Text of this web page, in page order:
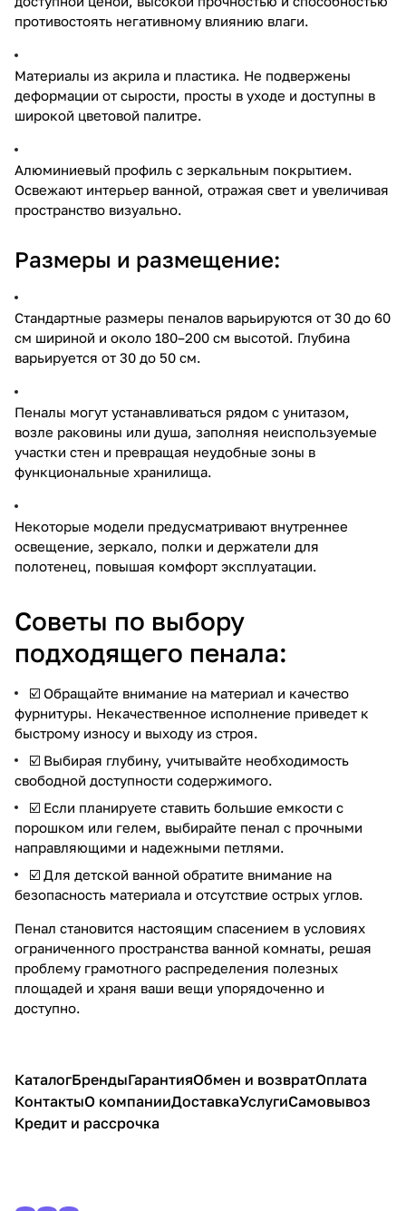
противостоять негативному влиянию влаги.
Материалы из акрила и пластика. Не подвержены
деформации от сырости, просты в уходе и доступны в
широкой цветовой палитре.
Алюминиевый профиль с зеркальным покрытием.
Освежают интерьер ванной, отражая свет и увеличивая
пространство визуально.
Размеры и размещение:
Стандартные размеры пеналов варьируются от 30 до 60
см шириной и около 180–200 см высотой. Глубина
варьируется от 30 до 50 см.
Пеналы могут устанавливаться рядом с унитазом,
возле раковины или душа, заполняя неиспользуемые
участки стен и превращая неудобные зоны в
функциональные хранилища.
Некоторые модели предусматривают внутреннее
освещение, зеркало, полки и держатели для
полотенец, повышая комфорт эксплуатации.
Советы по выбору
подходящего пенала:
☑️ Обращайте внимание на материал и качество
фурнитуры. Некачественное исполнение приведет к
быстрому износу и выходу из строя.
☑️ Выбирая глубину, учитывайте необходимость
свободной доступности содержимого.
☑️ Если планируете ставить большие емкости с
порошком или гелем, выбирайте пенал с прочными
направляющими и надежными петлями.
☑️ Для детской ванной обратите внимание на
безопасность материала и отсутствие острых углов.
Пенал становится настоящим спасением в условиях
ограниченного пространства ванной комнаты, решая
проблему грамотного распределения полезных
площадей и храня ваши вещи упорядоченно и
доступно.
КаталогБрендыГарантияОбмен и возвратОплата
КонтактыО компанииДоставкаУслугиСамовывоз
Кредит и рассрочка